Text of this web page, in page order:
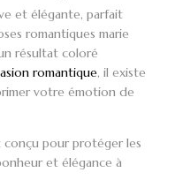
et élégante, parfait
romantiques marie
résultat coloré
romantique, il existe
votre émotion de
conçu pour protéger les
et élégance à